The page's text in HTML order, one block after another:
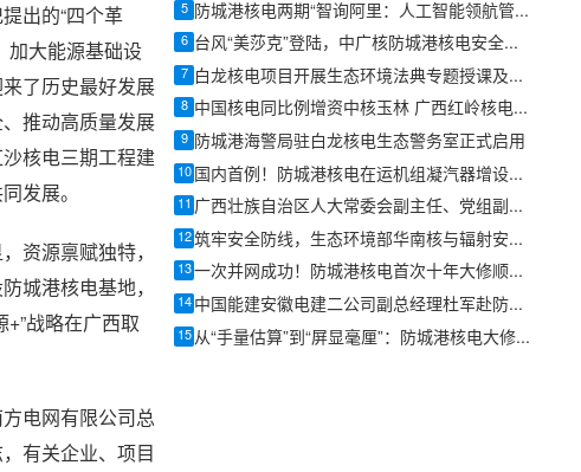
出的“四个革
加大能源基础设
了历史最好发展
推动高质量发展
核电三期工程建
发展。
资源禀赋独特，
城港核电基地，
战略在广西取
电网有限公司总
有关企业、项目
5 防城港核电两期“智询阿里：人工智能领航管理研修班”顺利结束
6 台风“美莎克”登陆，中广核防城港核电安全稳定
7 白龙核电项目开展生态环境法典专题授课及校警企科研合作座谈交流
8 中国核电同比例增资中核玉林 广西红岭核电项目前期工作提速
9 防城港海警局驻白龙核电生态警务室正式启用
10 国内首例！防城港核电在运机组凝汽器增设胶球清洗装置改造完成
11 广西壮族自治区人大常委会副主任、党组副书记方春明率队到防城港核电调研
12 筑牢安全防线，生态环境部华南核与辐射安全监督站对白龙核电站关键环节开展从严检查
13 一次并网成功！防城港核电首次十年大修顺利收官
14 中国能建安徽电建二公司副总经理杜军赴防城港核电三期项目调研指导
15 从“手量估算”到“屏显毫厘”：防城港核电大修迎来“毫米级”智慧升级